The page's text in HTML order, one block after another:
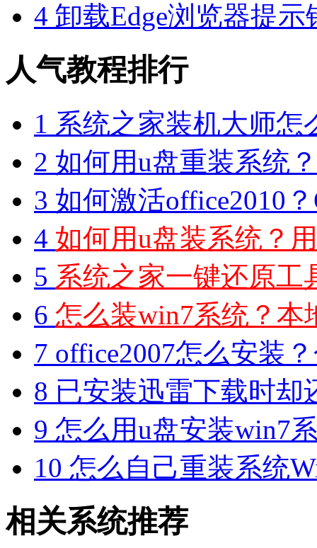
4 卸载Edge浏览器提
人气教程排行
1 系统之家装机大师怎
2 如何用u盘重装系统
3 如何激活office2010
4 如何用u盘装系统？
5 系统之家一键还原工
6 怎么装win7系统？本
7 office2007怎么安装
8 已安装迅雷下载时却
9 怎么用u盘安装win7
10 怎么自己重装系统
相关系统推荐